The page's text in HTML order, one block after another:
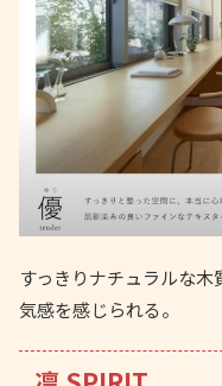
すっきりナチュラルな
気感を感じられる。